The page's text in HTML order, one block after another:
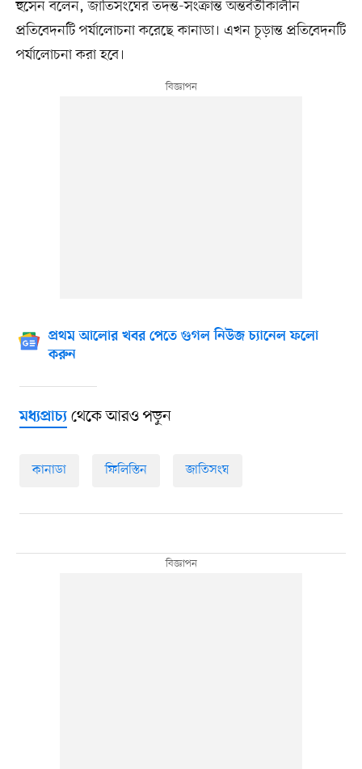
হুসেন বলেন, জাতিসংঘের তদন্ত-সংক্রান্ত অন্তর্বর্তীকালীন
প্রতিবেদনটি পর্যালোচনা করেছে কানাডা। এখন চূড়ান্ত প্রতিবেদনটি
পর্যালোচনা করা হবে।
প্রথম আলোর খবর পেতে গুগল নিউজ চ্যানেল ফলো
করুন
মধ্যপ্রাচ্যথেকে আরও পড়ুন
কানাডা ফিলিস্তিন জাতিসংঘ